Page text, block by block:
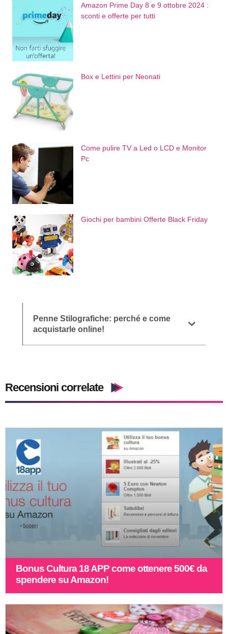
Amazon Prime Day 8 e 9 ottobre 2024 :
sconti e offerte per tutti
Box e Lettini per Neonati
Come pulire TV a Led o LCD e Monitor
Pc
Giochi per bambini Offerte Black Friday
Penne Stilografiche: perché e come
acquistarle online!
Recensioni correlate
Bonus Cultura 18 APP come ottenere 500€ da
spendere su Amazon!